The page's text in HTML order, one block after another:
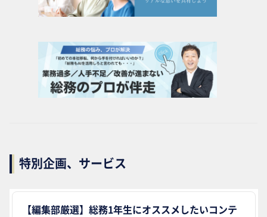
特別企画、サービス
【編集部厳選】総務1年生にオススメしたいコンテ